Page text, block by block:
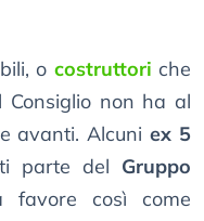
o costruttori che
non ha al
avanti. Alcuniex 5
parte del Gruppo
favore così come